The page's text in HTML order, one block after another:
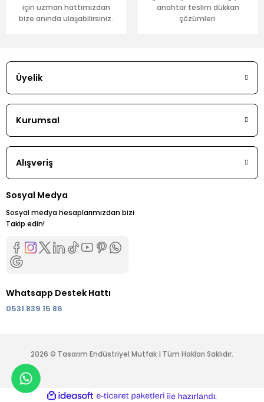
için uzman hattımızdan
bize anında ulaşabilirsiniz.
anahtar teslim dükkan
çözümleri.
Üyelik
Kurumsal
Alışveriş
Sosyal Medya
Sosyal medya hesaplarımızdan bizi
Takip edin!
Whatsapp Destek Hattı
0531 839 15 86
2026 © Tasarım Endüstriyel Mutfak | Tüm Hakları Saklıdır.
ideasoft
e-